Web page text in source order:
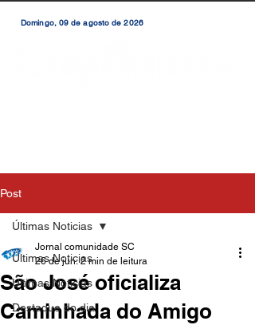
Domingo, 09 de agosto de 2026
Post
Últimas Noticias
Últimas Notícias
Destaque do dia
Últimas Noticias
São José oficializa
Caminhada do Amigo
Jornal comunidade SC
26 de jun. 2 min de leitura